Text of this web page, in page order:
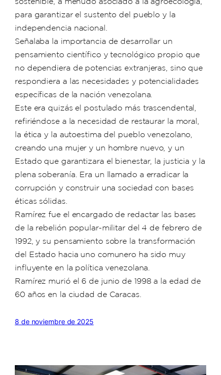
para garantizar el sustento del pueblo y la
independencia nacional.
Señalaba la importancia de desarrollar un
pensamiento científico y tecnológico propio que
no dependiera de potencias extranjeras, sino que
respondiera a las necesidades y potencialidades
específicas de la nación venezolana.
Este era quizás el postulado más trascendental,
refiriéndose a la necesidad de restaurar la moral,
la ética y la autoestima del pueblo venezolano,
creando una mujer y un hombre nuevo, y un
Estado que garantizara el bienestar, la justicia y la
plena soberanía. Era un llamado a erradicar la
corrupción y construir una sociedad con bases
éticas sólidas.
Ramírez fue el encargado de redactar las bases
de la rebelión popular-militar del 4 de febrero de
1992, y su pensamiento sobre la transformación
del Estado hacia uno comunero ha sido muy
influyente en la política venezolana.
Ramírez murió el 6 de junio de 1998 a la edad de
60 años en la ciudad de Caracas.
8 de noviembre de 2025